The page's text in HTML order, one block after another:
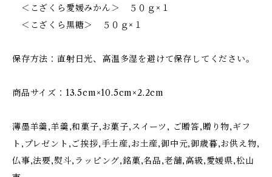
＜こざくら愛媛みかん＞ ５０ｇ×１
＜こざくら黒糖＞ ５０ｇ×１
保存方法：直射日光、高温多湿を避けて保存してください。
商品サイズ：13.5cm×10.5cm×2.2cm
薄墨羊羹,羊羹,和菓子,お菓子,スイーツ, ご贈答,贈り物,ギフ
ト,プレゼント,ご挨拶,手土産,お土産,御中元,御歳暮,お供え物,
仏事,法要,熨斗,ラッピング,銘菓,名品,老舗,高級,愛媛県,松山